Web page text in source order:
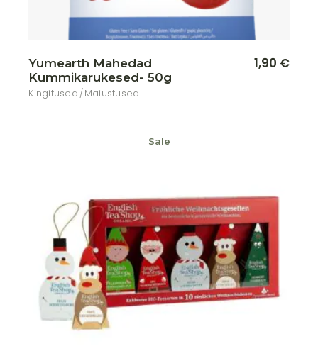
Yumearth Mahedad
Kummikarukesed- 50g
Kingitused Maiustused
1,90 €
Sale